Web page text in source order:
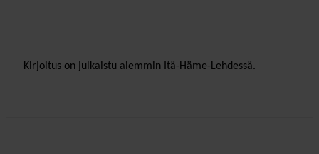
Kirjoitus on julkaistu aiemmin Itä-Häme-Lehdessä.